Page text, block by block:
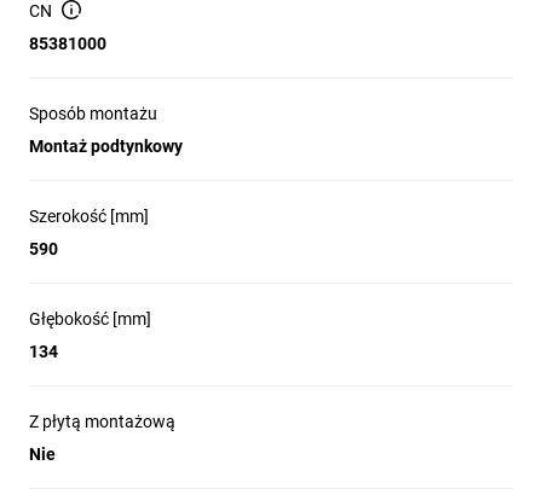
CN
85381000
Sposób montażu
Montaż podtynkowy
Szerokość [mm]
590
Głębokość [mm]
134
Z płytą montażową
Nie